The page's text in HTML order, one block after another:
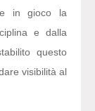
in gioco la
e dalla
questo
visibilità al